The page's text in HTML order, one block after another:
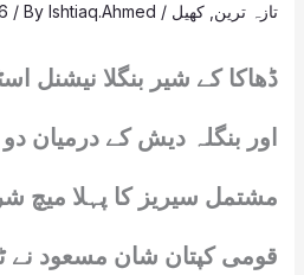
تازہ ترین کھیل /
/ ByIshtiaq.Ahmed
ڈھاکا کے شیر بنگلا نیشنل
اور بنگلہ دیش کے درمیان
مشتمل سیریز کا پہلا میچ
قومی کپتان شان مسعود نے